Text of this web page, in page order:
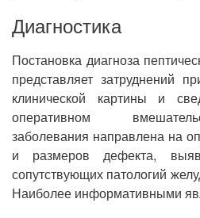
Диагностика
Постановка диагноза
представляет затруднений
клинической картины и
оперативном
заболевания направлена на
и размеров дефекта,
сопутствующих патологий
Наиболее информативными